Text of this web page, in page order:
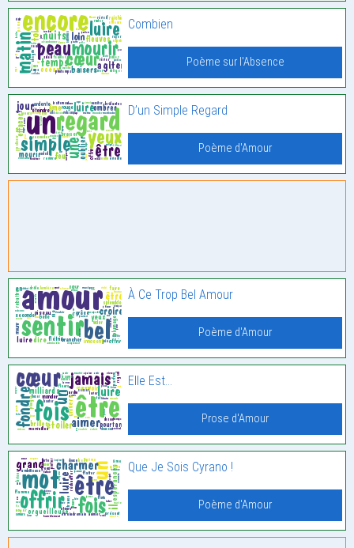
Combien
Poème sur l'Absence
D’un Simple Regard
Poème d'Amour
À Ce Trop Bel Amour
Poème d'Amour
Elle Est…
Prose d'Amour
Que Je Sois Cyrano !
Poème d'Amour